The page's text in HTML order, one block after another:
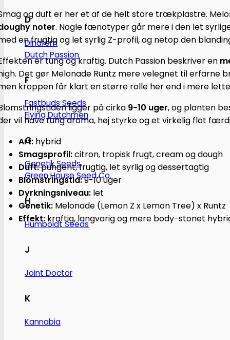
D
Dinafem
Dutch Passion
F
Fastbuds Seeds
Flying Dutchmen
G
Genetik Seeds
Green House Seed Co.
H
Humboldt Seeds
J
Joint Doctor
K
Kannabia
og duft er her et af de helt store trækplastre.
noter. Nogle fænotyper går mere i den let
en frugtig og let syrlig Z-profil, og netop den
er tung og kraftig. Dutch Passion beskriver en
Det gør Melonade Runtz mere velegnet til erfarne
kroppen får klart en større rolle her end i mere
ligger på cirka 9-10 uger, og planten
vil have tung aroma, høj styrke og et virkelig flot
Art: hybrid
Smagsprofil:citron, tropisk frugt, cream og dough
Duft:pungent, frugtig, let syrlig og dessertagtig
Blomstringstid:9-10 uger
Dyrkningsniveau: let
Genetik: Melonade (Lemon Z x Lemon Tree) x Runtz
Effekt: kraftig, langvarig og mere body-stonet